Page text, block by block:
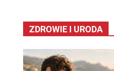
ZDROWIE I URODA